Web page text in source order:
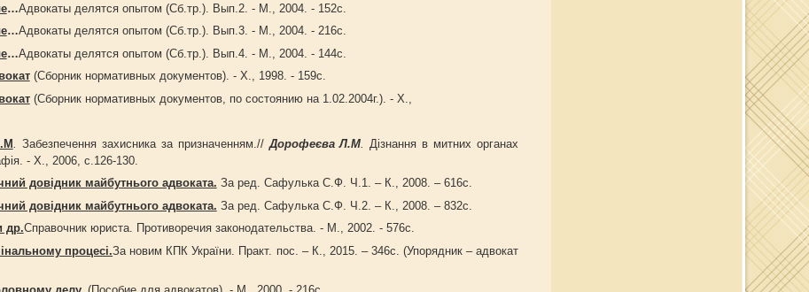
…Адвокаты делятся опытом (Сб.тр.). Вып.2. - М., 2004. - 152с.
…Адвокаты делятся опытом (Сб.тр.). Вып.3. - М., 2004. - 216с.
…Адвокаты делятся опытом (Сб.тр.). Вып.4. - М., 2004. - 144с.
(Сборник нормативных документов). - Х., 1998. - 159с.
(Сборник нормативных документов, по состоянию на 1.02.2004г.). - Х.,
Забезпечення захисника за призначенням.// Дорофеєва Л.М
Дізнання в митних органах
- Х., 2006, с.126-130.
довідник майбутнього адвоката. За ред. Сафулька С.Ф. Ч.1. – К., 2008. – 616с.
довідник майбутнього адвоката. За ред. Сафулька С.Ф. Ч.2. – К., 2008. – 832с.
др.Справочник юриста. Противоречия законодательства. - М., 2002. - 576с.
процесі.За новим КПК України. Практ. пос. – К., 2015. – 346с. (Упорядник – адвокат